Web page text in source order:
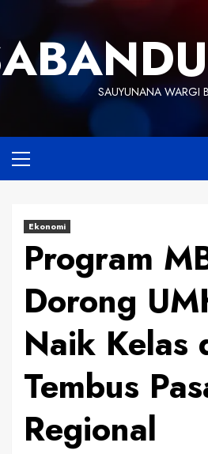
content
SAUYUNANA WARGI
Menu
Ekonomi
Program
Dorong
Naik Kelas
Tembus
Regional